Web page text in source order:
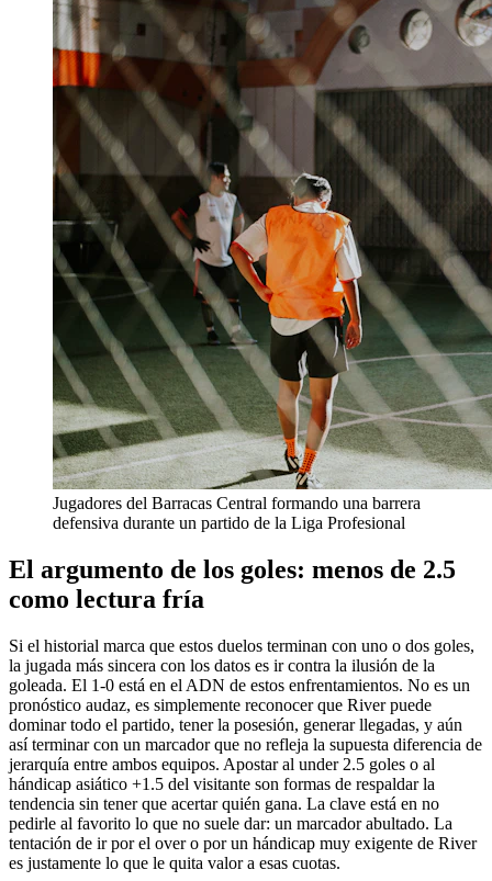
Jugadores del Barracas Central formando una barrera
defensiva durante un partido de la Liga Profesional
El argumento de los goles: menos de 2.5
como lectura fría
Si el historial marca que estos duelos terminan con uno o dos goles,
la jugada más sincera con los datos es ir contra la ilusión de la
goleada. El 1-0 está en el ADN de estos enfrentamientos. No es un
pronóstico audaz, es simplemente reconocer que River puede
dominar todo el partido, tener la posesión, generar llegadas, y aún
así terminar con un marcador que no refleja la supuesta diferencia de
jerarquía entre ambos equipos. Apostar al under 2.5 goles o al
hándicap asiático +1.5 del visitante son formas de respaldar la
tendencia sin tener que acertar quién gana. La clave está en no
pedirle al favorito lo que no suele dar: un marcador abultado. La
tentación de ir por el over o por un hándicap muy exigente de River
es justamente lo que le quita valor a esas cuotas.